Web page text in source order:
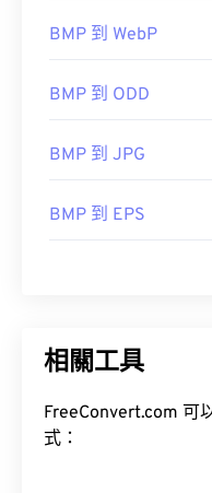
BMP 到 WebP
BMP 到 ODD
BMP 到 JPG
BMP 到 EPS
相關工具
FreeConvert.com 可
式：